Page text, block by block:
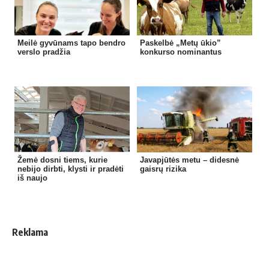
Meilė gyvūnams tapo bendro
verslo pradžia
Paskelbė „Metų ūkio”
konkurso nominantus
Žemė dosni tiems, kurie
nebijo dirbti, klysti ir pradėti
iš naujo
Javapjūtės metu – didesnė
gaisrų rizika
Reklama